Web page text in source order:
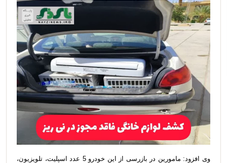
وی افزود: مامورین در بازرسی از این خودرو 5 عدد اسپلیت، تلویزیون،